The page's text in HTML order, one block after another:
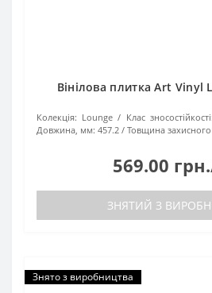
Вінілова плитка Art Vinyl
Колекція: Lounge Клас зносостійкості:
Довжина, мм: 457.2 Товщина
569.00
ЗНЯТИЙ З
Знято з виробництва